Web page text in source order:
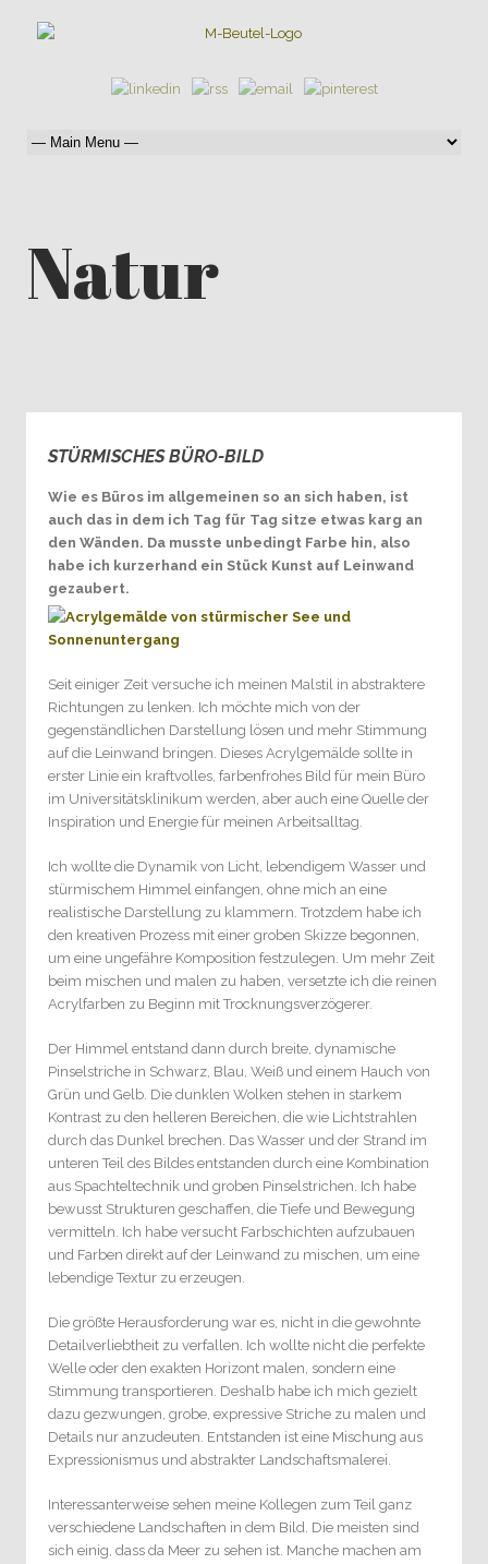
Natur
STÜRMISCHES BÜRO-BILD
Wie es Büros im allgemeinen so an sich haben, ist
auch das in dem ich Tag für Tag sitze etwas karg an
den Wänden. Da musste unbedingt Farbe hin, also
habe ich kurzerhand ein Stück Kunst auf Leinwand
gezaubert.
Seit einiger Zeit versuche ich meinen Malstil in abstraktere
Richtungen zu lenken. Ich möchte mich von der
gegenständlichen Darstellung lösen und mehr Stimmung
auf die Leinwand bringen. Dieses Acrylgemälde sollte in
erster Linie ein kraftvolles, farbenfrohes Bild für mein Büro
im Universitätsklinikum werden, aber auch eine Quelle der
Inspiration und Energie für meinen Arbeitsalltag.
Ich wollte die Dynamik von Licht, lebendigem Wasser und
stürmischem Himmel einfangen, ohne mich an eine
realistische Darstellung zu klammern. Trotzdem habe ich
den kreativen Prozess mit einer groben Skizze begonnen,
um eine ungefähre Komposition festzulegen. Um mehr Zeit
beim mischen und malen zu haben, versetzte ich die reinen
Acrylfarben zu Beginn mit Trocknungsverzögerer.
Der Himmel entstand dann durch breite, dynamische
Pinselstriche in Schwarz, Blau, Weiß und einem Hauch von
Grün und Gelb. Die dunklen Wolken stehen in starkem
Kontrast zu den helleren Bereichen, die wie Lichtstrahlen
durch das Dunkel brechen. Das Wasser und der Strand im
unteren Teil des Bildes entstanden durch eine Kombination
aus Spachteltechnik und groben Pinselstrichen. Ich habe
bewusst Strukturen geschaffen, die Tiefe und Bewegung
vermitteln. Ich habe versucht Farbschichten aufzubauen
und Farben direkt auf der Leinwand zu mischen, um eine
lebendige Textur zu erzeugen.
Die größte Herausforderung war es, nicht in die gewohnte
Detailverliebtheit zu verfallen. Ich wollte nicht die perfekte
Welle oder den exakten Horizont malen, sondern eine
Stimmung transportieren. Deshalb habe ich mich gezielt
dazu gezwungen, grobe, expressive Striche zu malen und
Details nur anzudeuten. Entstanden ist eine Mischung aus
Expressionismus und abstrakter Landschaftsmalerei.
Interessanterweise sehen meine Kollegen zum Teil ganz
verschiedene Landschaften in dem Bild. Die meisten sind
sich einig, dass da Meer zu sehen ist. Manche machen am